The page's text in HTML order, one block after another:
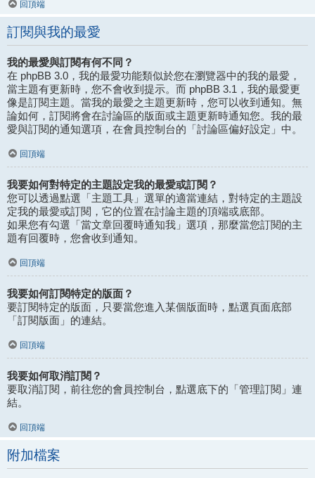
回頂端
訂閱與我的最愛
我的最愛與訂閱有何不同？
在 phpBB 3.0，我的最愛功能類似於您在瀏覽器中的我的最愛，
當主題有更新時，您不會收到提示。而 phpBB 3.1，我的最愛更
像是訂閱主題。當我的最愛之主題更新時，您可以收到通知。無
論如何，訂閱將會在討論區的版面或主題更新時通知您。我的最
愛與訂閱的通知選項，在會員控制台的「討論區偏好設定」中。
回頂端
我要如何對特定的主題設定我的最愛或訂閱？
您可以透過點選「主題工具」選單的適當連結，對特定的主題設
定我的最愛或訂閱，它的位置在討論主題的頂端或底部。
如果您有勾選「當文章回覆時通知我」選項，那麼當您訂閱的主
題有回覆時，您會收到通知。
回頂端
我要如何訂閱特定的版面？
要訂閱特定的版面，只要當您進入某個版面時，點選頁面底部
「訂閱版面」的連結。
回頂端
我要如何取消訂閱？
要取消訂閱，前往您的會員控制台，點選底下的「管理訂閱」連
結。
回頂端
附加檔案